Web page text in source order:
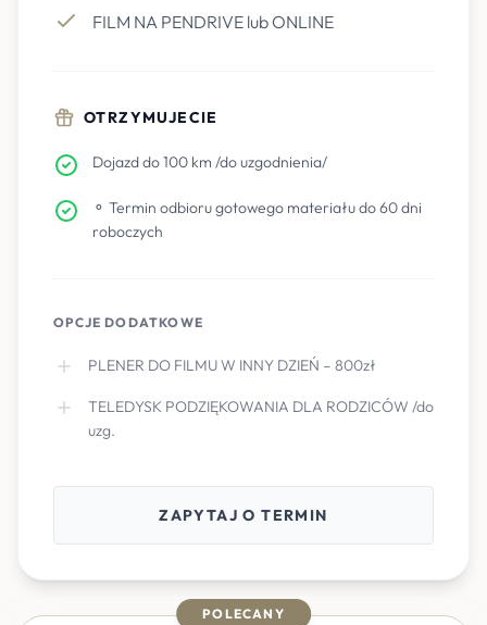
FILM NA PENDRIVE lub ONLINE
OTRZYMUJECIE
Dojazd do 100 km /do uzgodnienia/
⚬ Termin odbioru gotowego materiału do 60 dni
roboczych
OPCJE DODATKOWE
PLENER DO FILMU W INNY DZIEŃ – 800zł
TELEDYSK PODZIĘKOWANIA DLA RODZICÓW /do
uzg.
ZAPYTAJ O TERMIN
POLECANY